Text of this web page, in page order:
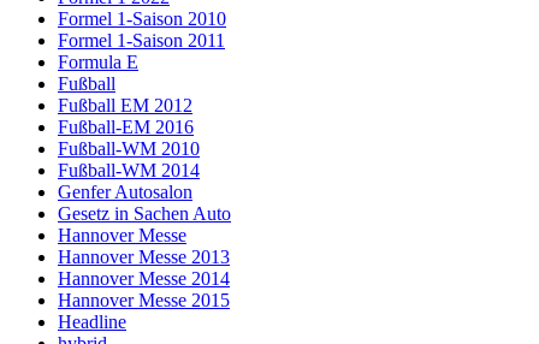
Formel 1-Saison 2010
Formel 1-Saison 2011
Formula E
Fußball
Fußball EM 2012
Fußball-EM 2016
Fußball-WM 2010
Fußball-WM 2014
Genfer Autosalon
Gesetz in Sachen Auto
Hannover Messe
Hannover Messe 2013
Hannover Messe 2014
Hannover Messe 2015
Headline